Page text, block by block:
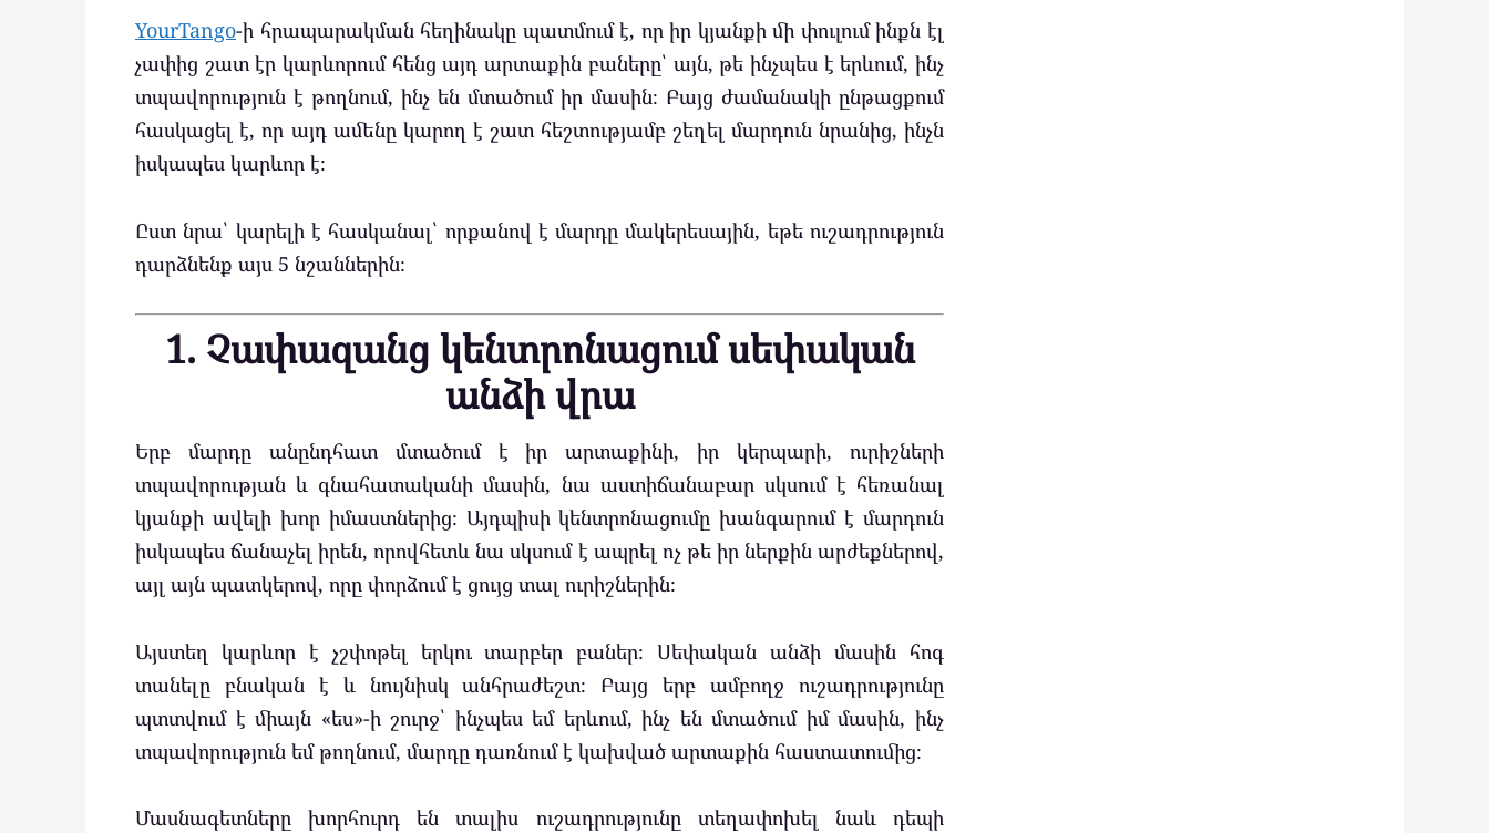
YourTango-ի հրապարակման հեղինակը պատմում է, որ իր կյանքի մի փուլում ինքն էլ
չափից շատ էր կարևորում հենց այդ արտաքին բաները՝ այն, թե ինչպես է երևում, ինչ
տպավորություն է թողնում, ինչ են մտածում իր մասին։ Բայց ժամանակի ընթացքում
հասկացել է, որ այդ ամենը կարող է շատ հեշտությամբ շեղել մարդուն նրանից, ինչն
իսկապես կարևոր է։
Ըստ նրա՝ կարելի է հասկանալ՝ որքանով է մարդը մակերեսային, եթե ուշադրություն
դարձնենք այս 5 նշաններին։
1. Չափազանց կենտրոնացում սեփական
անձի վրա
Երբ մարդը անընդհատ մտածում է իր արտաքինի, իր կերպարի, ուրիշների
տպավորության և գնահատականի մասին, նա աստիճանաբար սկսում է հեռանալ
կյանքի ավելի խոր իմաստներից։ Այդպիսի կենտրոնացումը խանգարում է մարդուն
իսկապես ճանաչել իրեն, որովհետև նա սկսում է ապրել ոչ թե իր ներքին արժեքներով,
այլ այն պատկերով, որը փորձում է ցույց տալ ուրիշներին։
Այստեղ կարևոր է չշփոթել երկու տարբեր բաներ։ Սեփական անձի մասին հոգ
տանելը բնական է և նույնիսկ անհրաժեշտ։ Բայց երբ ամբողջ ուշադրությունը
պտտվում է միայն «ես»-ի շուրջ՝ ինչպես եմ երևում, ինչ են մտածում իմ մասին, ինչ
տպավորություն եմ թողնում, մարդը դառնում է կախված արտաքին հաստատումից։
Մասնագետները խորհուրդ են տալիս ուշադրությունը տեղափոխել նաև դեպի